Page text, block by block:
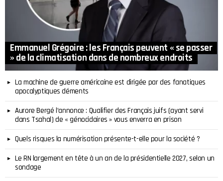
Emmanuel Grégoire : les Français peuvent « se passer
» de la climatisation dans de nombreux endroits
La machine de guerre américaine est dirigée par des fanatiques
apocalyptiques déments
Aurore Bergé l’annonce : Qualifier des Français juifs (ayant servi
dans Tsahal) de « génocidaires » vous enverra en prison
Quels risques la numérisation présente-t-elle pour la société ?
Le RN largement en tête à un an de la présidentielle 2027, selon un
sondage